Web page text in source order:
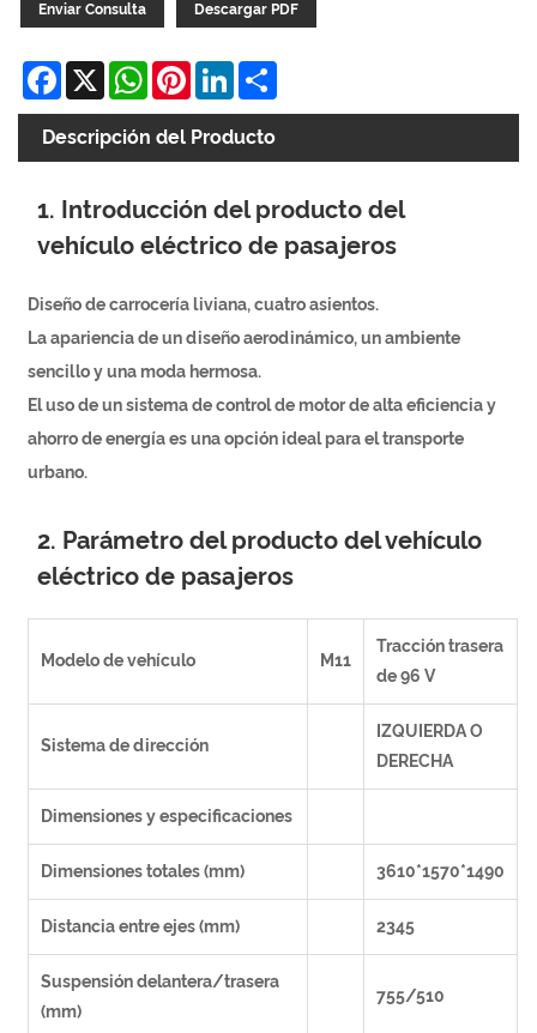
Enviar Consulta Descargar PDF
Facebook
X WhatsApp
PinterestLinkedIn
Descripción del Producto
1. Introducción del producto del
vehículo eléctrico de pasajeros
Diseño de carrocería liviana, cuatro asientos.
La apariencia de un diseño aerodinámico, un ambiente
sencillo y una moda hermosa.
El uso de un sistema de control de motor de alta eficiencia y
ahorro de energía es una opción ideal para el transporte
urbano.
2. Parámetro del producto del vehículo
eléctrico de pasajeros
Modelo de vehículo M11
Tracción trasera
de 96 V
Sistema de dirección
IZQUIERDA O
DERECHA
Dimensiones y especificaciones
Dimensiones totales (mm) 3610*1570*1490
Distancia entre ejes (mm) 2345
Suspensión delantera/trasera
(mm)
755/510